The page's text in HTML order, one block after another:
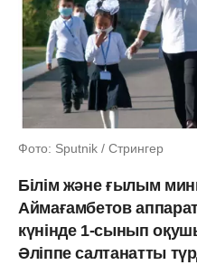
Фото: Sputnik / Стрингер
Білім және ғылым
Аймағамбетов
күнінде 1-сынып
Әліппе салтанатты